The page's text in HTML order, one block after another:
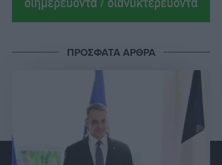
Ολοκλήρωση του έργου αναβάθμισης των
Γ.Σ. Διαγόρας: Στα «κυανέρυθρα» ο Janni Pembe
Σύλληψη 21χρονου για ναρκωτικά στη Ρόδο
πριν 7 ώρες
Με 13,1% κάλυψη εργαζομένων από συλλογικές
συμβάσεις, η Ελλάδα στον “πάτο” της ΕΕ
Απόψεις πριν 7 ώρες
ΠΡΟΣΦΑΤΑ ΑΡΘΡΑ